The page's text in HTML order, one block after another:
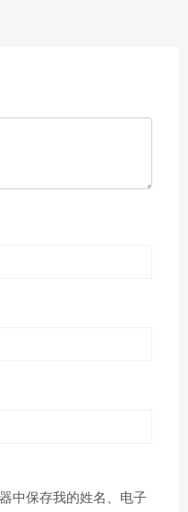
中保存我的姓名、电子